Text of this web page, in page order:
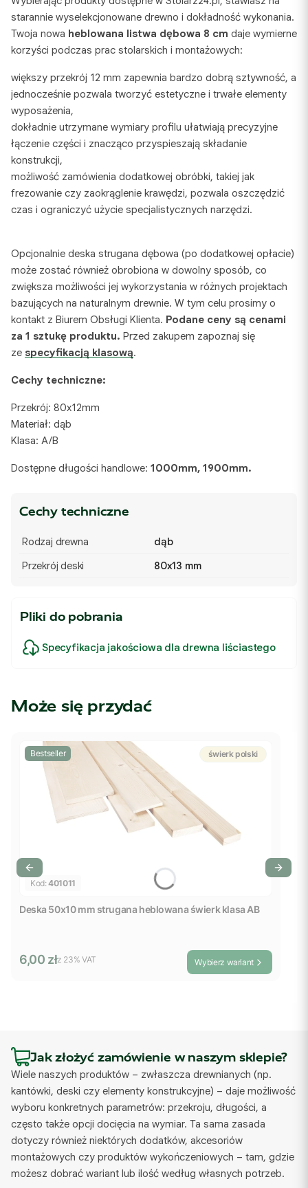
starannie wyselekcjonowane drewno i dokładność wykonania.
Twoja nowa heblowana listwa dębowa 8 cm daje wymierne
korzyści podczas prac stolarskich i montażowych:
większy przekrój 12 mm zapewnia bardzo dobrą sztywność, a
jednocześnie pozwala tworzyć estetyczne i trwałe elementy
wyposażenia,
dokładnie utrzymane wymiary profilu ułatwiają precyzyjne
łączenie części i znacząco przyspieszają składanie
konstrukcji,
możliwość zamówienia dodatkowej obróbki, takiej jak
frezowanie czy zaokrąglenie krawędzi, pozwala oszczędzić
czas i ograniczyć użycie specjalistycznych narzędzi.
Opcjonalnie deska strugana dębowa (po dodatkowej opłacie)
może zostać również obrobiona w dowolny sposób, co
zwiększa możliwości jej wykorzystania w różnych projektach
bazujących na naturalnym drewnie. W tym celu prosimy o
kontakt z Biurem Obsługi Klienta. Podane ceny są cenami
za 1 sztukę produktu. Przed zakupem zapoznaj się
ze specyfikacją klasową.
Cechy techniczne:
Przekrój: 80x12mm
Materiał: dąb
Klasa: A/B
Dostępne długości handlowe: 1000mm, 1900mm.
Cechy techniczne
Rodzaj drewna
dąb
Przekrój deski
80x13 mm
Pliki do pobrania
Specyfikacja jakościowa dla drewna liściastego
Może się przydać
Bestseller
Kod:401011
świerk polski
Deska 50x10 mm strugana heblowana świerk klasa AB
Cena brutto
6,00 złz %s VAT
z 23% VAT Wybierz wariant
Jak złożyć zamówienie w naszym sklepie?
Wiele naszych produktów – zwłaszcza drewnianych (np.
kantówki, deski czy elementy konstrukcyjne) – daje możliwość
wyboru konkretnych parametrów: przekroju, długości, a
często także opcji docięcia na wymiar. Ta sama zasada
dotyczy również niektórych dodatków, akcesoriów
montażowych czy produktów wykończeniowych – tam, gdzie
możesz dobrać wariant lub ilość według własnych potrzeb.